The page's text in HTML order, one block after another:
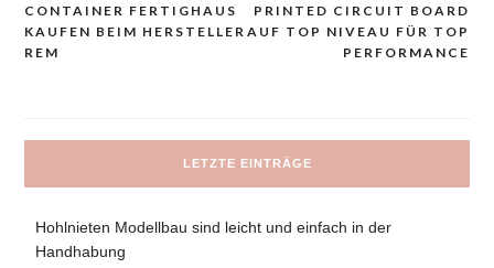
Navigacija
prispevka
CONTAINER FERTIGHAUS
KAUFEN BEIM HERSTELLER
REM
PRINTED CIRCUIT BOARD
AUF TOP NIVEAU FÜR TOP
PERFORMANCE
LETZTE EINTRÄGE
Hohlnieten Modellbau sind leicht und einfach in der
Handhabung